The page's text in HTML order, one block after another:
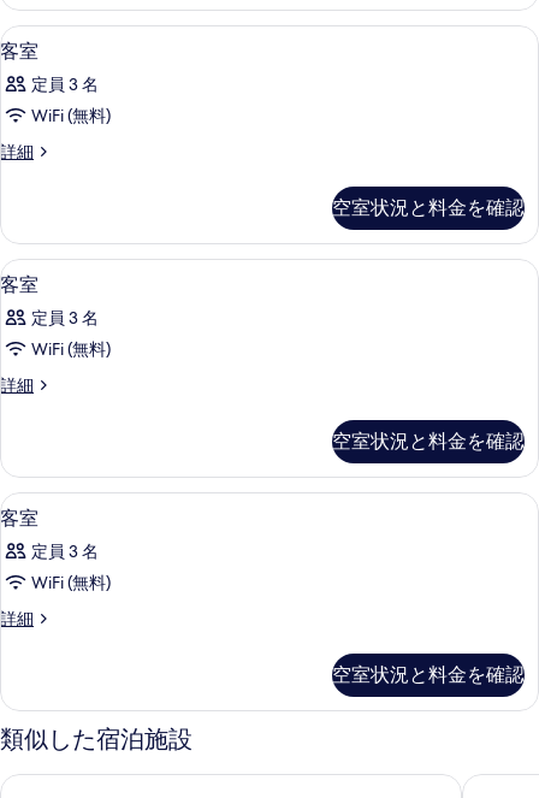
べ
て
の
写
を
示
す
る
詳
細
ー
ム
禁
煙
の
て
の
写
真
表
す
る
ダ
ブ
ル
ー
禁
細
客
室
の
べ
の
写
真
を
表
示
1
客室
定員 3 名
WiFi (無料)
詳細
客
細
空室状況と料金を確認
客
室
の
べ
の
写
真
を
表
示
1
客室
定員 3 名
WiFi (無料)
詳細
客
細
空室状況と料金を確認
客
室
の
べ
の
写
真
を
1
客室
定員 3 名
WiFi (無料)
詳細
客
細
空室状況と料金を確認
類似した宿泊施設
京都ユニバーサルホテル烏丸 ホテル